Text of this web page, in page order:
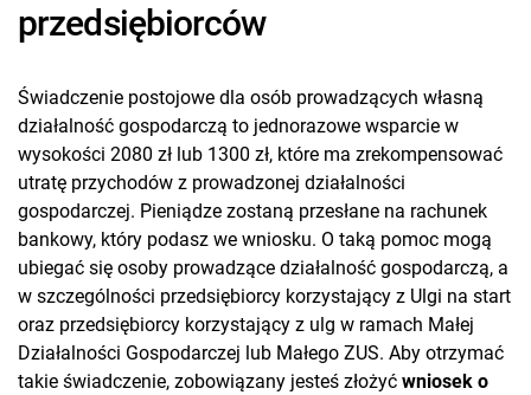
przedsiębiorców
Świadczenie postojowe dla osób prowadzących własną
działalność gospodarczą to jednorazowe wsparcie w
wysokości 2080 zł lub 1300 zł, które ma zrekompensować
utratę przychodów z prowadzonej działalności
gospodarczej. Pieniądze zostaną przesłane na rachunek
bankowy, który podasz we wniosku. O taką pomoc mogą
ubiegać się osoby prowadzące działalność gospodarczą, a
w szczególności przedsiębiorcy korzystający z Ulgi na start
oraz przedsiębiorcy korzystający z ulg w ramach Małej
Działalności Gospodarczej lub Małego ZUS. Aby otrzymać
takie świadczenie, zobowiązany jesteś złożyć wniosek o